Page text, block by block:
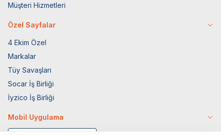
Müşteri Hizmetleri
Özel Sayfalar
4 Ekim Özel
Markalar
Tüy Savaşları
Socar İş Birliği
İyzico İş Birliği
Mobil Uygulama